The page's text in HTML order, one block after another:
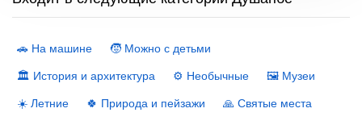
🚗 На машине
🧒 Можно с детьми
🏛 История и архитектура
⚙️ Необычные
🖼 Музеи
☀️ Летние
🍀 Природа и пейзажи
🙏 Святые места